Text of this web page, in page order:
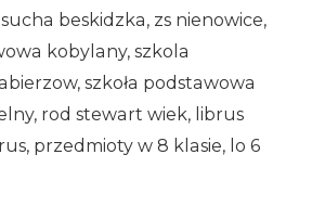
beskidzka, zs nienowice,
kobylany, szkola
szkoła podstawowa
rod stewart wiek, librus
przedmioty w 8 klasie, lo 6